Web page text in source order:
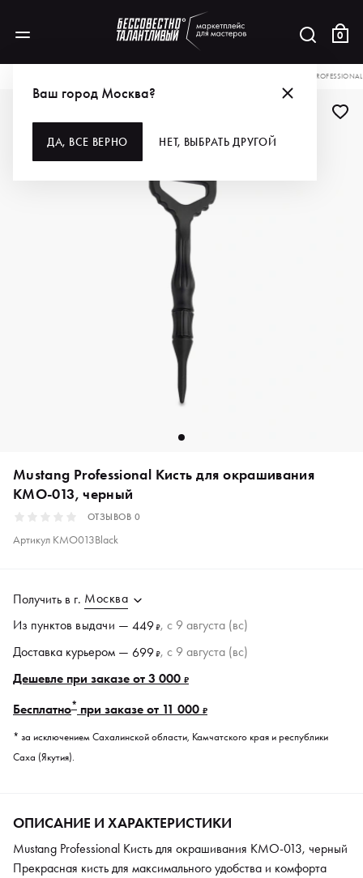
0
Ваш город Москва?
ДА, ВСЕ ВЕРНО НЕТ, ВЫБРАТЬ ДРУГОЙ
MUSTANG
Mustang Professional Кисть для окрашивания
KMO-013, черный
ОТЗЫВОВ 0
Артикул KMO013Black
Получить в г. Москва
Из пунктов выдачи — 449₽, c 9 августа (вс)
Доставка курьером — 699₽, c 9 августа (вс)
Дешевле при заказе от 3 000 ₽
Бесплатно* при заказе от 11 000 ₽
* за исключением Сахалинской области, Камчатского края и республики
Саха (Якутия).
ОПИСАНИЕ И ХАРАКТЕРИСТИКИ
Mustang Professional Кисть для окрашивания KMO-013, черный
Прекрасная кисть для максимального удобства и комфорта